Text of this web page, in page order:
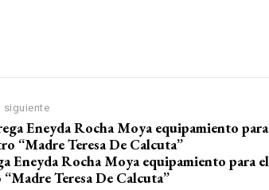
siguiente
Eneyda Rocha Moya equipamiento para el
Teresa De Calcuta”